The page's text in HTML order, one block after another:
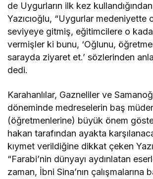
de Uygurların ilk kez
Yazıcıoğlu, “Uygurlar medeniyette
seviyeye gitmiş, eğitimcilere o
vermişler ki bunu, ‘Oğlunu,
sarayda ziyaret et.’ sözlerinden
dedi.
Karahanlılar, Gazneliler ve
döneminde medreselerin baş
(öğretmenlerine) büyük önem
hakan tarafından ayakta
kıymet verildiğine dikkat çeken
“Farabi’nin dünyayı aydınlatan
zaman, İbni Sina’nın çalışmalarına